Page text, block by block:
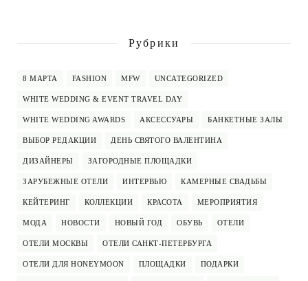
Рубрики
8 МАРТА FASHION MFW UNCATEGORIZED
WHITE WEDDING & EVENT TRAVEL DAY
WHITE WEDDING AWARDS АКСЕССУАРЫ БАНКЕТНЫЕ ЗАЛЫ
ВЫБОР РЕДАКЦИИ ДЕНЬ СВЯТОГО ВАЛЕНТИНА
ДИЗАЙНЕРЫ ЗАГОРОДНЫЕ ПЛОЩАДКИ
ЗАРУБЕЖНЫЕ ОТЕЛИ ИНТЕРВЬЮ КАМЕРНЫЕ СВАДЬБЫ
КЕЙТЕРИНГ КОЛЛЕКЦИИ КРАСОТА МЕРОПРИЯТИЯ
МОДА НОВОСТИ НОВЫЙ ГОД ОБУВЬ ОТЕЛИ
ОТЕЛИ МОСКВЫ ОТЕЛИ САНКТ-ПЕТЕРБУРГА
ОТЕЛИ ДЛЯ HONEYMOON ПЛОЩАДКИ ПОДАРКИ